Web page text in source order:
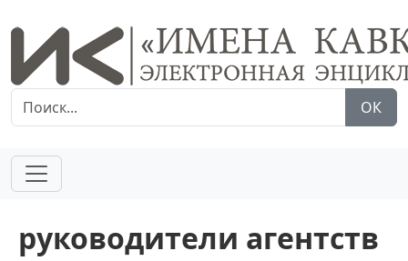
ОК
руководители агентств